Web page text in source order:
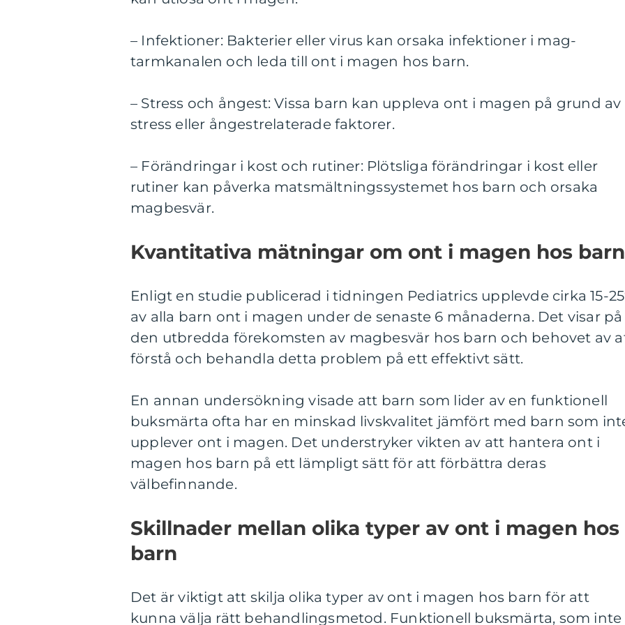
– Infektioner: Bakterier eller virus kan orsaka infektioner i mag-
tarmkanalen och leda till ont i magen hos barn.
– Stress och ångest: Vissa barn kan uppleva ont i magen på grund av
stress eller ångestrelaterade faktorer.
– Förändringar i kost och rutiner: Plötsliga förändringar i kost eller
rutiner kan påverka matsmältningssystemet hos barn och orsaka
magbesvär.
Kvantitativa mätningar om ont i magen hos barn
Enligt en studie publicerad i tidningen Pediatrics upplevde cirka 15-
av alla barn ont i magen under de senaste 6 månaderna. Det visar på
den utbredda förekomsten av magbesvär hos barn och behovet av
förstå och behandla detta problem på ett effektivt sätt.
En annan undersökning visade att barn som lider av en funktionell
buksmärta ofta har en minskad livskvalitet jämfört med barn som
upplever ont i magen. Det understryker vikten av att hantera ont i
magen hos barn på ett lämpligt sätt för att förbättra deras
välbefinnande.
Skillnader mellan olika typer av ont i magen hos
barn
Det är viktigt att skilja olika typer av ont i magen hos barn för att
kunna välja rätt behandlingsmetod. Funktionell buksmärta, som inte